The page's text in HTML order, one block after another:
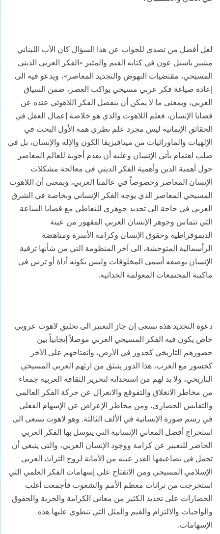
لعل أفضل من تصدى للجواب عن هذا السؤال كان الأب اللبناني
مشير باسيل عون في كتابه القيم والمثير «الفكر العربي الديني
المسيحي، مقتضيات النهوض والتجديد المعاصر»، ويدعو فيه الى
إعادة صياغة فكر عربي مسيحي يواكب العصر، ضمن السياق
العربي، وبمعنى ما لا يمكن أن ينفصل الفكر اللاهوتي عنده عن
قضايا الإنسان، فعلم اللاهوت والذي هو خلاصة إعمال العقل في
الحقائق الإيمانية ليس مجرد علم نظري همه الأول البحث في
الإلهيات والماورائيات من ميتافيزيقا الكون والإله والإنسان، بل في
صلب اهتمام يأتي الإنسان وعليه أن يقدم أجوبة للعالم المعاصر
حول أهمية الدين وأهمية الفكر الديني في معالجة مشكلات
الإنسان المعاصر وخصوصاً في عالمنا العربي، وبمعنى أن اللاهوت
المسيحي المعاصر الذي يوجه الفكر الإنساني وبخاصة في الشرق
العربي في حاجة الى تجديد جوهري للتعاطي مع قضايا الساعة
التي تتماس وجوهر الإنسان العربي المقهور من عينة
الديموقراطية وحقوق الإنسان وكرامة الأسرة ومناهضة
الرأسمالية المتوحشة، الى آخر المنظومة التي من شأنها ترقية
الإنسان بوصفه أسمى المخلوقات وليس بكونه أداة أو ترس في
ماكينة المجتمعات المعولمة الحداثية.
دعوة التجديد هذه تسعى إن جاز التعبير الى تخليق لاهوت عروبي
خاص يكون فيه الفكر المسيحي العربي موصلاً إيجابياً بين
حضورهم التاريخي كجذور في الأرض، وانفتاحهم على الآخر
كجسور مع الغرب، هذا الدور ينبثق من ارثهم العربي المسيحي
التاريخي، ولا بد لهم من استحداثه لتحرير الثقافة العربية جمعاء
من مخاطر الانغلاق والتقوقع والانعزال عن حركة الفكر العالمي
والتقابس الحضاري، ومن مخاطر الإعراض عن الإسهام الفعلي
في رسم صورة الإنسانية في الألف الثالثة. وهو لاهوت يسعى الى
استخراج أفضل المعاني الإنسانية التي يتوسل بها الفكر العربي
الحاضر للتعبير عن كرامة ووجود الإنسان العربي، والتي ينبغي أن
تحمل في تضاعيفها القدر عينه من الأمانة لروح التراث العربي
الإسلامي المسيحي ومن الانفتاح على إسهامات الفكر العلمي التي
استخرجت من تراثات معظم الأمم والشعوب فأجمعت أغلب
الحضارات على تحديد الكثير من معاني الكرامة والحرية والحقوق
والواجبات والالتزام والقيم والمثل التي تنطوي عليها هذه
الإسهامات.